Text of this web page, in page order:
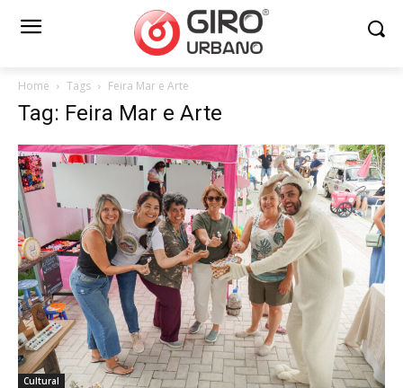
Home Tags Feira Mar e Arte
Tag: Feira Mar e Arte
Cultural